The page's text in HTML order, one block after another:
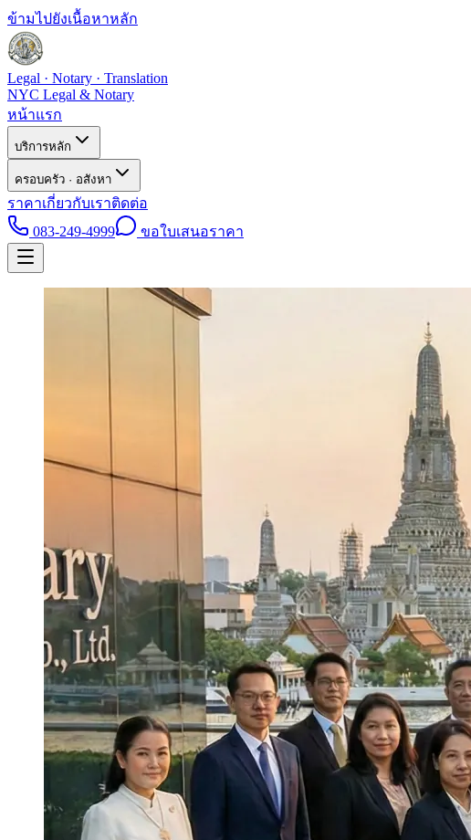
ข้ามไปยังเนื้อหาหลัก
Legal · Notary · Translation
NYC Legal & Notary
หน้าแรก
บริการหลัก
ครอบครัว · อสังหา
ราคาเกี่ยวกับเราติดต่อ
083-249-4999
ขอใบเสนอราคา